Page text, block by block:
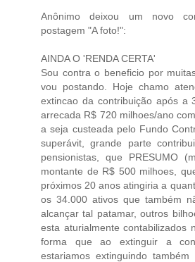
Anônimo deixou um novo
postagem "A foto!":
AINDA O 'RENDA CERTA'
Sou contra o beneficio por
vou postando. Hoje chamo
extincao da contribuição após a
arrecada R$ 720 milhoes/ano
a seja custeada pelo Fundo
superávit, grande parte
pensionistas, que PRESUMO
montante de R$ 500 milhoes,
próximos 20 anos atingiria a
os 34.000 ativos que também
alcançar tal patamar, outros
esta aturialmente contabilizados
forma que ao extinguir a
estariamos extinguindo